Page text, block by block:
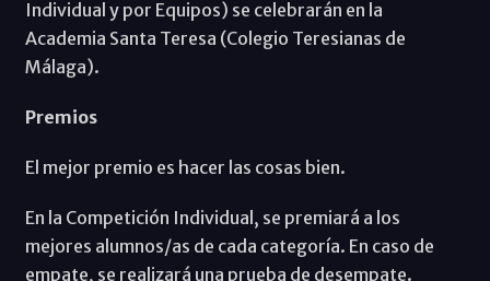
Individual y por Equipos) se celebrarán en la
Academia Santa Teresa (Colegio Teresianas de
Málaga).
Premios
El mejor premio es hacer las cosas bien.
En la Competición Individual, se premiará a los
mejores alumnos/as de cada categoría. En caso de
empate, se realizará una prueba de desempate.